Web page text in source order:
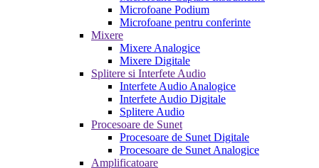
Microfoane Podium
Microfoane pentru conferinte
Mixere
Mixere Analogice
Mixere Digitale
Splitere si Interfete Audio
Interfete Audio Analogice
Interfete Audio Digitale
Splitere Audio
Procesoare de Sunet
Procesoare de Sunet Digitale
Procesoare de Sunet Analogice
Amplificatoare